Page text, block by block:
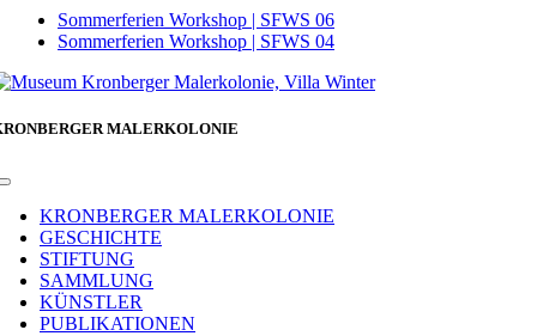
Sommerferien Workshop | SFWS 06
Sommerferien Workshop | SFWS 04
MALERKOLONIE
Toggle
NavigationKRONBERGER MALERKOLONIE
GESCHICHTE
STIFTUNG
SAMMLUNG
KÜNSTLER
PUBLIKATIONEN